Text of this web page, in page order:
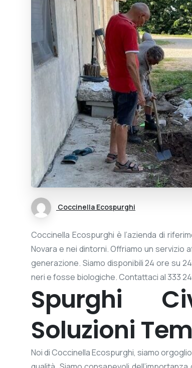
Coccinella Ecospurghi
Coccinella Ecospurghi è l’azienda di
Novara e nei dintorni. Offriamo un servizio
generazione. Siamo disponibili 24 ore su
neri e fosse biologiche. Contattaci al 333
Spurghi
Soluzioni
Noi di Coccinella Ecospurghi, siamo